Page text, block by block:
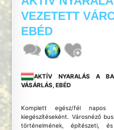
VEZETETT
EBÉD
AKTÍV NYARALÁS A
VÁSÁRLÁS, EBÉD
Komplett egész/fél
kiegészítéseként. Városnéző
történelmének, építészeti,